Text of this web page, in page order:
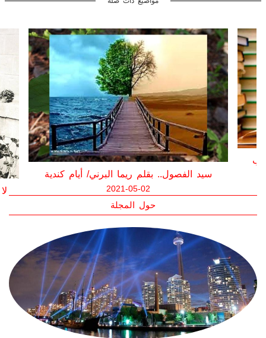
قائمة الكتب غير الأدبيّة الأكثر مبيعاً بحسب
نيويورك تايمز
2021-04-09
حول المجلة